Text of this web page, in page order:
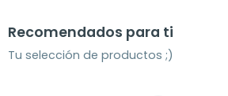
Recomendados para ti
Tu selección de productos ;)